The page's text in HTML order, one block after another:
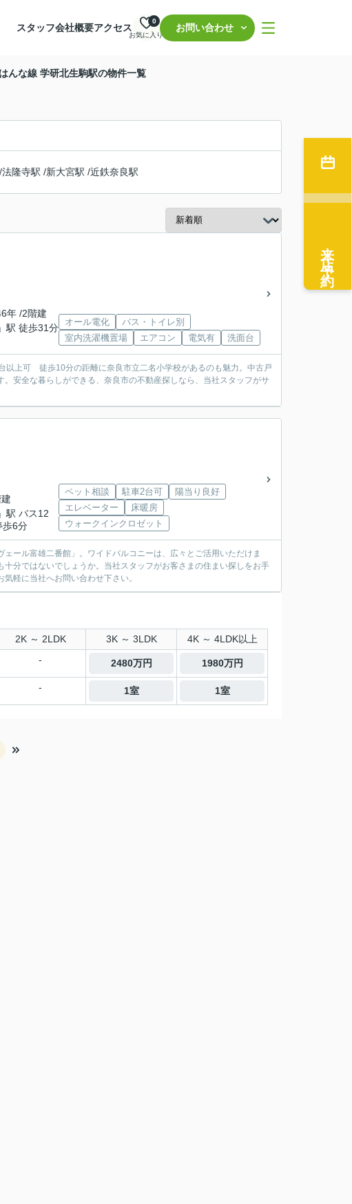
スタッフ会社概要アクセス
お気に入り
0
お問い合わせ
んな線 学研北生駒駅の物件一覧
/法隆寺駅 /新大宮駅 /近鉄奈良駅
年 /2階建
」駅 徒歩31分
オール電化
バス・トイレ別
室内洗濯機置場
エアコン 電気有 洗面台
以上可 徒歩10分の距離に奈良市立二名小学校があるのも魅力。中古戸
安全な暮らしができる、奈良市の不動産探しなら、当社スタッフがサ
」駅 バス12
歩6分
ペット相談 駐車2台可
陽当り良好
エレベーター
床暖房
ウォークインクロゼット
ール富雄二番館」。ワイドバルコニーは、広々とご活用いただけま
分ではないでしょうか。当社スタッフがお客さまの住まい探しをお手
軽に当社へお問い合わせ下さい。
2K ～ 2LDK 3K ～ 3LDK 4K ～ 4LDK以上
- 2480万円 1980万円
- 1室 1室
来店予約